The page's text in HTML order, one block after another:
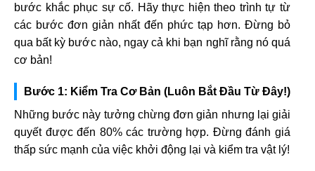
bước khắc phục sự cố. Hãy thực hiện theo trình tự từ
các bước đơn giản nhất đến phức tạp hơn. Đừng bỏ
qua bất kỳ bước nào, ngay cả khi bạn nghĩ rằng nó quá
cơ bản!
Bước 1: Kiểm Tra Cơ Bản (Luôn Bắt Đầu Từ Đây!)
Những bước này tưởng chừng đơn giản nhưng lại giải
quyết được đến 80% các trường hợp. Đừng đánh giá
thấp sức mạnh của việc khởi động lại và kiểm tra vật lý!